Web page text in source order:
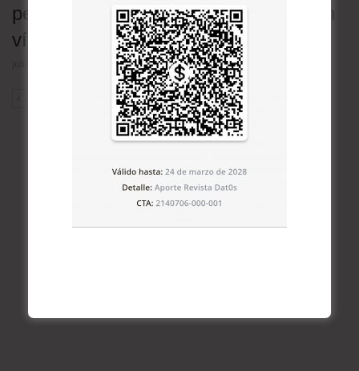
peligro: 30 de las 36 oficiales están en
vías de extinción